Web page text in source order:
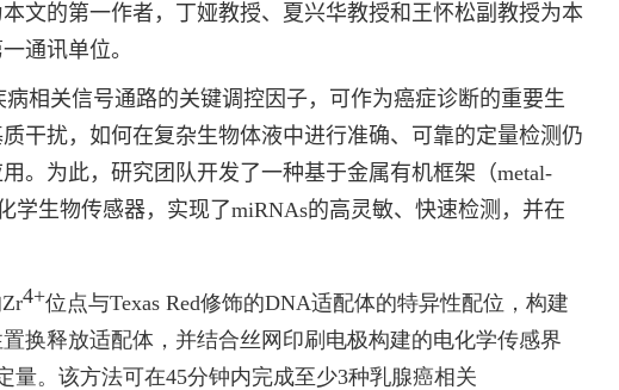
文的第一作者，丁娅教授、夏兴华教授和王怀松副教授为本
通讯单位。
病相关信号通路的关键调控因子，可作为癌症诊断的重要生
干扰，如何在复杂生物体液中进行准确、可靠的定量检测仍
。为此，研究团队开发了一种基于金属有机框架（metal-
学生物传感器，实现了miRNAs的高灵敏、快速检测，并在
Zr4+位点与Texas Red修饰的DNA适配体的特异性配位，构建
换释放适配体，并结合丝网印刷电极构建的电化学传感界
量。该方法可在45分钟内完成至少3种乳腺癌相关